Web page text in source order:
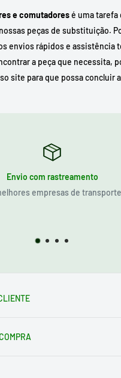
e comutadoresé uma tarefa
peças de substituição.
envios rápidos e assistência
a peça que necessita,
site para que possa concluir
Envio com rastreamento
empresas de transporte